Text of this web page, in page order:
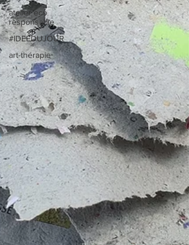
atelier eco
responsable
#IDEEDUJOUR
art-thérapie